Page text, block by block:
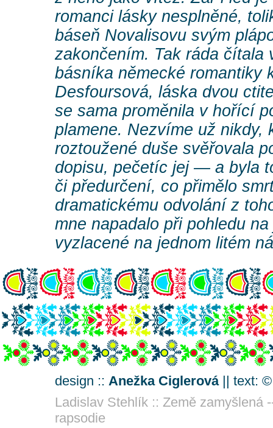
romanci lásky nesplněné,
báseň Novalisovu svým
zakončením. Tak ráda čítala
básníka německé romantiky
Desfoursová, láska dvou
se sama proměnila v hořící
plamene. Nezvíme už nikdy,
roztoužené duše svěřovala
dopisu, pečetíc jej — a byla
či předurčení, co přimělo
dramatickému odvolání z
mne napadalo při pohledu
vyzlacené na jednom litém
design :: Anežka Ciglerová|| text: ©
Ladislav Stehlík :: Země zamyšlená
rapsodie